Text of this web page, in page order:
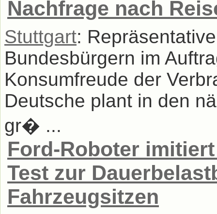
Nachfrage nach
Stuttgart:
Bundesbürgern im
Konsumfreude der
Deutsche plant in den
gr� ...
Ford-Roboter
Test zur
Fahrzeugsitzen